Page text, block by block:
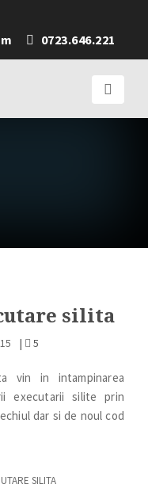
0723.646.221
silita
| 5
vin in intampinarea
executarii silite prin
dar si de noul cod
SILITA